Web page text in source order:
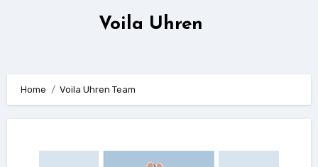
Voila Uhren
Home Voila Uhren Team